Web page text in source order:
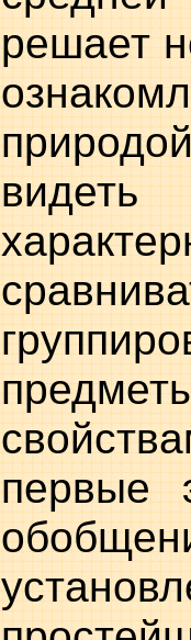
решает
видеть
первые